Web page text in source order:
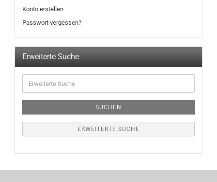
Konto erstellen
Passwort vergessen?
Erweiterte Suche
SUCHEN
ERWEITERTE SUCHE